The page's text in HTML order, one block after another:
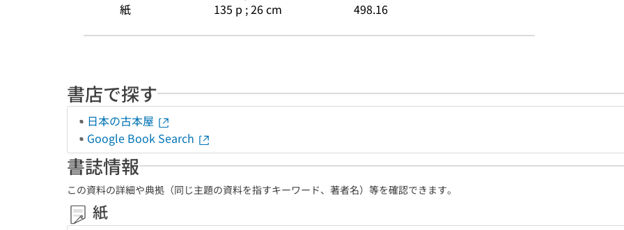
紙 135 p ; 26 cm 498.16
書店で探す
日本の古本屋
Google Book Search
書誌情報
この資料の詳細や典拠（同じ主題の資料を指すキーワード、著者名）等を確認できます。
紙